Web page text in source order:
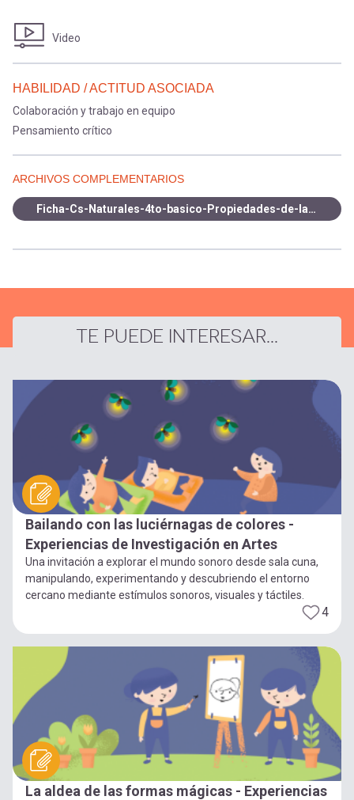
Video
HABILIDAD / ACTITUD ASOCIADA
Colaboración y trabajo en equipo
Pensamiento crítico
ARCHIVOS COMPLEMENTARIOS
Ficha-Cs-Naturales-4to-basico-Propiedades-de-la-materia-OA9.pdf
TE PUEDE INTERESAR...
Bailando con las luciérnagas de colores -
Experiencias de Investigación en Artes
Una invitación a explorar el mundo sonoro desde sala cuna,
manipulando, experimentando y descubriendo el entorno
cercano mediante estímulos sonoros, visuales y táctiles.
4
La aldea de las formas mágicas - Experiencias